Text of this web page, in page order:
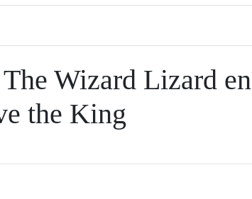
Wizard Lizard en
the King